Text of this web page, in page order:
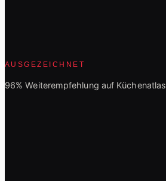
AUSGEZEICHNET
96% Weiterempfehlung auf Küchenatlas